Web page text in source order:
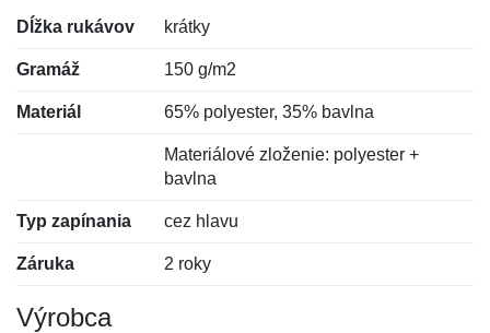
Dĺžka rukávov krátky
Gramáž 150 g/m2
Materiál 65% polyester, 35% bavlna
Materiálové zloženie: polyester +
bavlna
Typ zapínania cez hlavu
Záruka 2 roky
Výrobca